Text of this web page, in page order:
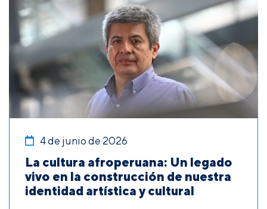
4 de junio de 2026
La cultura afroperuana: Un legado
vivo en la construcción de nuestra
identidad artística y cultural